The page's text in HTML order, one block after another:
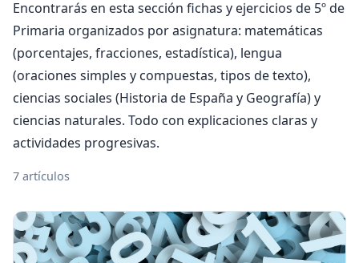
Encontrarás en esta sección fichas y ejercicios de 5º de
Primaria organizados por asignatura: matemáticas
(porcentajes, fracciones, estadística), lengua
(oraciones simples y compuestas, tipos de texto),
ciencias sociales (Historia de España y Geografía) y
ciencias naturales. Todo con explicaciones claras y
actividades progresivas.
7 artículos